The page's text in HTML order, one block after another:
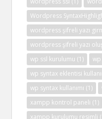
Wordpress
wordpress şifreli yazı
wordpress şifreli yazı
wp ssl kurulumu (1) wp
wp syntax eklentisi
wp syntax kullanımı (1)
xampp kontrol paneli (1)
xampp kurulumu resimli